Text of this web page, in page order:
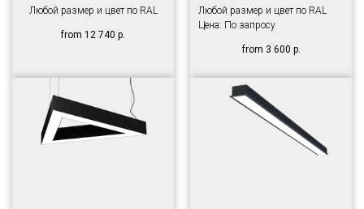
Любой размер и цвет по RAL
from 12 740 р.
Любой размер и цвет по RAL
Цена: По запросу
from 3 600 р.